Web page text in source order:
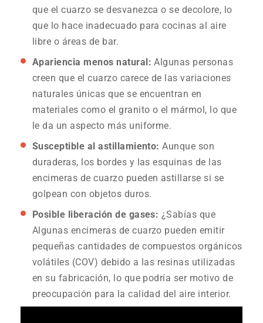
que el cuarzo se desvanezca o se decolore, lo
que lo hace inadecuado para cocinas al aire
libre o áreas de bar.
Apariencia menos natural: Algunas personas
creen que el cuarzo carece de las variaciones
naturales únicas que se encuentran en
materiales como el granito o el mármol, lo que
le da un aspecto más uniforme.
Susceptible al astillamiento: Aunque son
duraderas, los bordes y las esquinas de las
encimeras de cuarzo pueden astillarse si se
golpean con objetos duros.
Posible liberación de gases: ¿Sabías que
Algunas encimeras de cuarzo pueden emitir
pequeñas cantidades de compuestos orgánicos
volátiles (COV) debido a las resinas utilizadas
en su fabricación, lo que podría ser motivo de
preocupación para la calidad del aire interior.